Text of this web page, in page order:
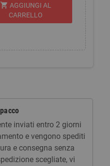
shopping_cart AGGIUNGI AL
CARRELLO
inviati entro 2 giorni
e vengono spediti
e consegna senza
scegliate, vi